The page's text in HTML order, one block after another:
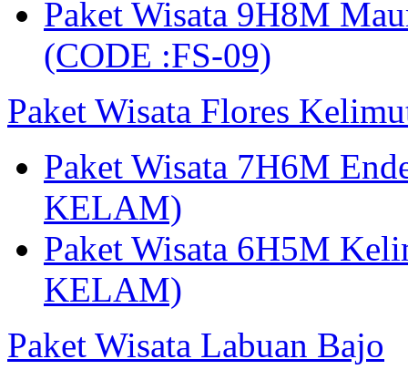
Paket Wisata 9H8M
(CODE :FS-09)
Paket Wisata Flores
Paket Wisata 7H6M
KELAM)
Paket Wisata 6H5M
KELAM)
Paket Wisata Labuan Bajo